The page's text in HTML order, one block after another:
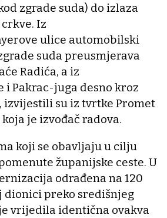
zgrade suda) do izlaza
Iz
ulice automobilski
suda preusmjerava
Radića, a iz
i Pakrac-juga desno kroz
izvijestili su iz tvrtke Promet
je izvođač radova.
koji se obavljaju u cilju
županijske ceste. U
odrađena na 120
dionici preko središnjeg
vrijedila identična ovakva